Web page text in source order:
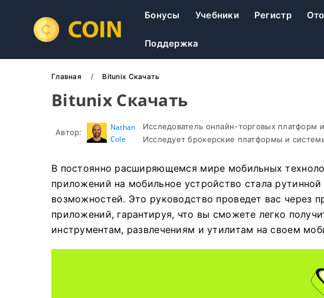
Бонусы Учебники Регистр
Поддержка
Главная Bitunix Скачать
Bitunix Скачать
Автор:
Nathan
Cole
Исследователь онлайн-торговых платформ
Исследует брокерские платформы и
В постоянно расширяющемся мире мобильных
приложений на мобильное устройство стала
возможностей. Это руководство проведет вас через
приложений, гарантируя, что вы сможете легко
инструментам, развлечениям и утилитам на своем